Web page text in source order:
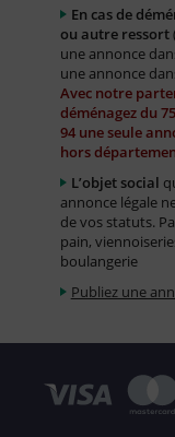
En cas de
ou autre ressort
une annonce
une annonce
Avec notre
déménagez du
94 une seule
hors
L’objet social
annonce légale
de vos statuts.
pain,
boulangerie
Publiez une